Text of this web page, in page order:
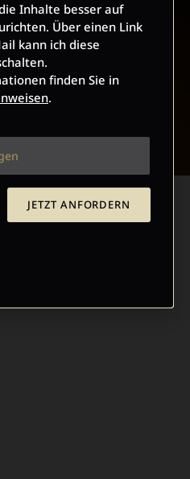
Inhalte besser auf
Über einen Link
kann ich diese
finden Sie in
.
JETZT ANFORDERN